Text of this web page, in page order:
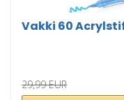
Vakki 60
29,99 EUR